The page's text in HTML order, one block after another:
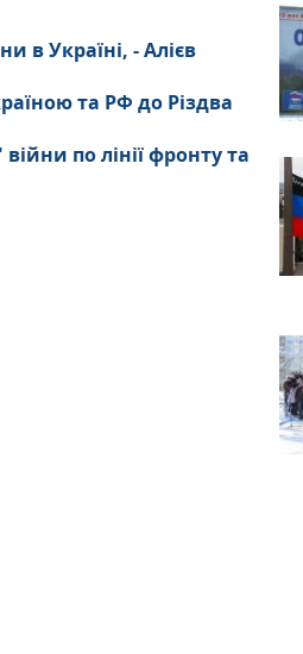
в Україні, - Алієв
та РФ до Різдва
по лінії фронту та